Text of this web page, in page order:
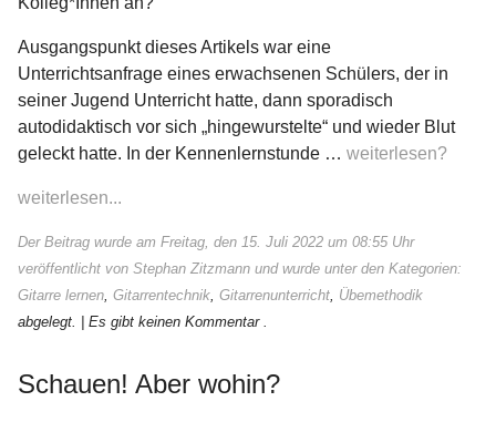
Ausgangspunkt dieses Artikels war eine
Unterrichtsanfrage eines erwachsenen Schülers, der in
seiner Jugend Unterricht hatte, dann sporadisch
autodidaktisch vor sich „hingewurstelte“ und wieder Blut
geleckt hatte. In der Kennenlernstunde … weiterlesen?
weiterlesen...
Der Beitrag wurde am Freitag, den 15. Juli 2022 um 08:55 Uhr
veröffentlicht von Stephan Zitzmann und wurde unter den Kategorien:
Gitarre lernen Gitarrentechnik Gitarrenunterricht Übemethodik
abgelegt.
| Es gibt keinen Kommentar .
Schauen! Aber wohin?